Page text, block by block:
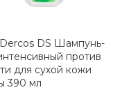
DS Шампунь-
против
для сухой кожи
390 мл